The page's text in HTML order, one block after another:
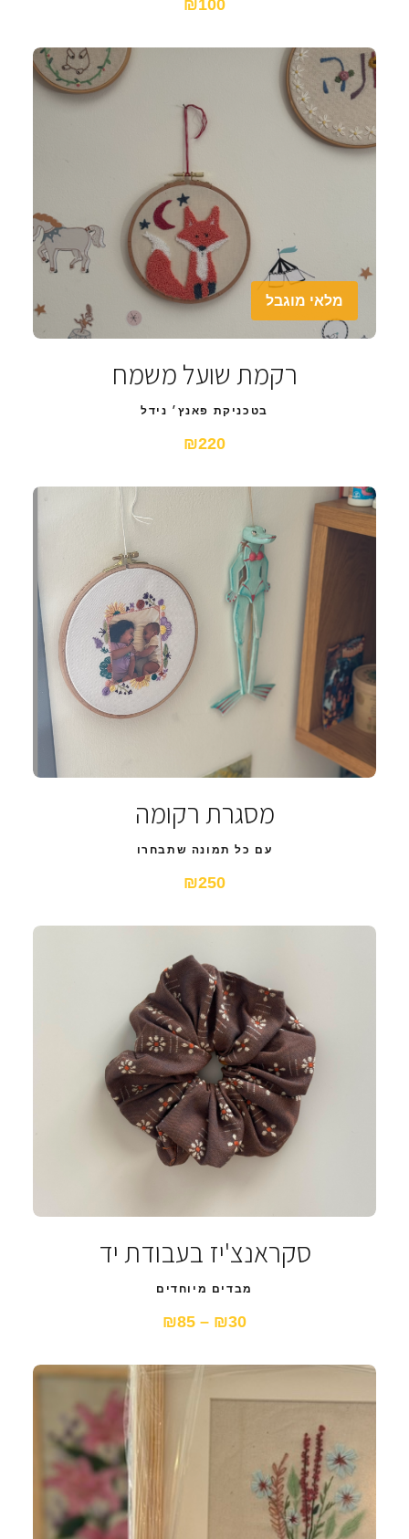
₪100
מלאי מוגבל
רקמת שועל משמח
בטכניקת פאנץ׳ נידל
₪220
מסגרת רקומה
עם כל תמונה שתבחרו
₪250
סקראנצ'יז בעבודת יד
מבדים מיוחדים
₪30 – ₪85